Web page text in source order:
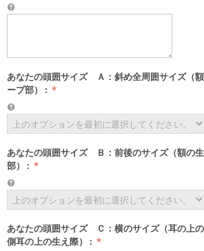
あなたの頭囲サイズ Ａ：斜め全周囲サイズ（
ープ部） :
あなたの頭囲サイズ Ｂ：前後のサイズ（額の
部） :
あなたの頭囲サイズ Ｃ：横のサイズ（耳の上
側耳の上の生え際） :